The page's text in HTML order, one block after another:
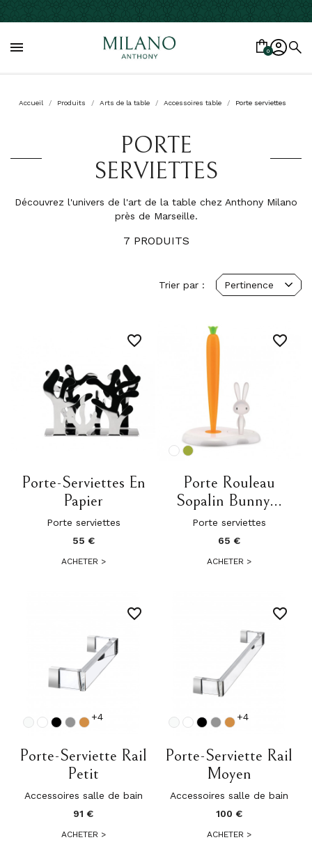
 0
Accueil Produits Arts de la table Accessoires table Porte serviettes
PORTE
SERVIETTES
Découvrez l'univers de l'art de la table chez Anthony Milano
près de Marseille.
7 PRODUITS
Trier par : Pertinence
Porte-Serviettes En
Papier
Porte serviettes
55 €
ACHETER >
favorite_border
Porte Rouleau
Sopalin Bunny...
Porte serviettes
65 €
ACHETER >
favorite_border
+4
Porte-Serviette Rail
Petit
Accessoires salle de bain
91 €
ACHETER >
favorite_border
+4
Porte-Serviette Rail
Moyen
Accessoires salle de bain
100 €
ACHETER >
favorite_border